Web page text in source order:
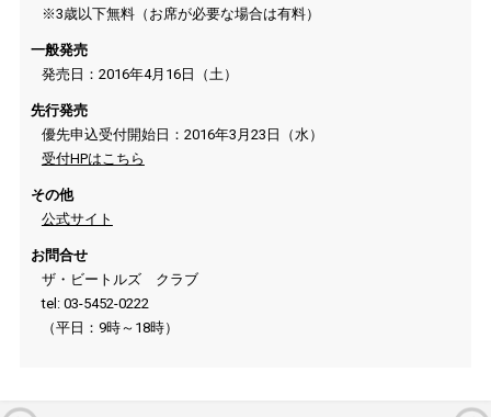
※3歳以下無料（お席が必要な場合は有料）
一般発売
発売日：2016年4月16日（土）
先行発売
優先申込受付開始日：2016年3月23日（水）
受付HPはこちら
その他
公式サイト
お問合せ
ザ・ビートルズ クラブ
tel: 03-5452-0222
（平日：9時～18時）